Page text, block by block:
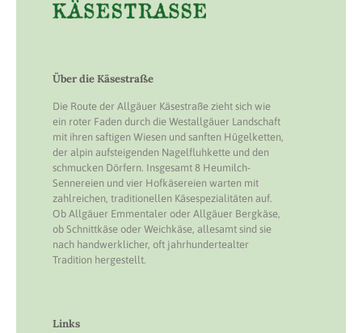
Über die Käsestraße
Die Route der Allgäuer Käsestraße zieht sich wie
ein roter Faden durch die Westallgäuer Landschaft
mit ihren saftigen Wiesen und sanften Hügelketten,
der alpin aufsteigenden Nagelfluhkette und den
schmucken Dörfern. Insgesamt 8 Heumilch-
Sennereien und vier Hofkäsereien warten mit
zahlreichen, traditionellen Käsespezialitäten auf.
Ob Allgäuer Emmentaler oder Allgäuer Bergkäse,
ob Schnittkäse oder Weichkäse, allesamt sind sie
nach handwerklicher, oft jahrhundertealter
Tradition hergestellt.
Links